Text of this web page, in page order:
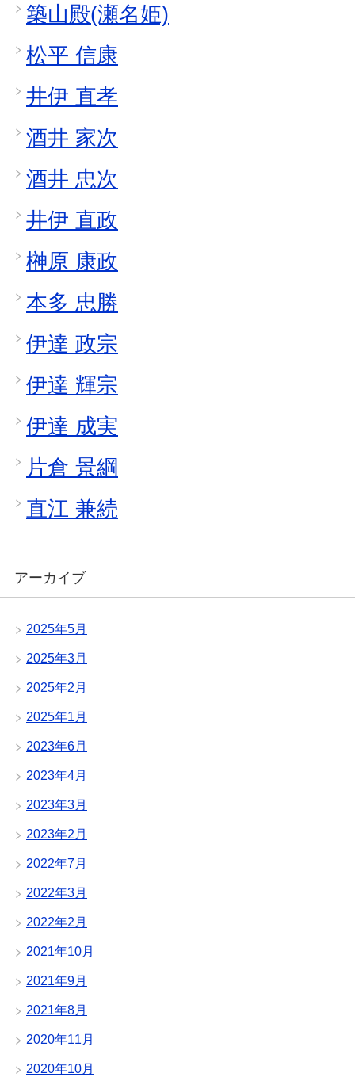
築山殿(瀬名姫)
松平 信康
井伊 直孝
酒井 家次
酒井 忠次
井伊 直政
榊原 康政
本多 忠勝
伊達 政宗
伊達 輝宗
伊達 成実
片倉 景綱
直江 兼続
アーカイブ
2025年5月
2025年3月
2025年2月
2025年1月
2023年6月
2023年4月
2023年3月
2023年2月
2022年7月
2022年3月
2022年2月
2021年10月
2021年9月
2021年8月
2020年11月
2020年10月